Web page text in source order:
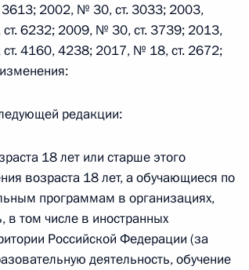
ФЗ
«О благотворительной деятельности
ФЗ
Федерации и статьи 31 и 151 Уголовно-
2002, № 30, ст. 3033; 2003,
6232; 2009, № 30, ст. 3739; 2013,
4160, 4238; 2017, № 18, ст. 2672;
редакции:
18 лет или старше этого
возраста 18 лет, а обучающиеся по
программам в организациях,
в том числе в иностранных
Российской Федерации (за
деятельность, обучение